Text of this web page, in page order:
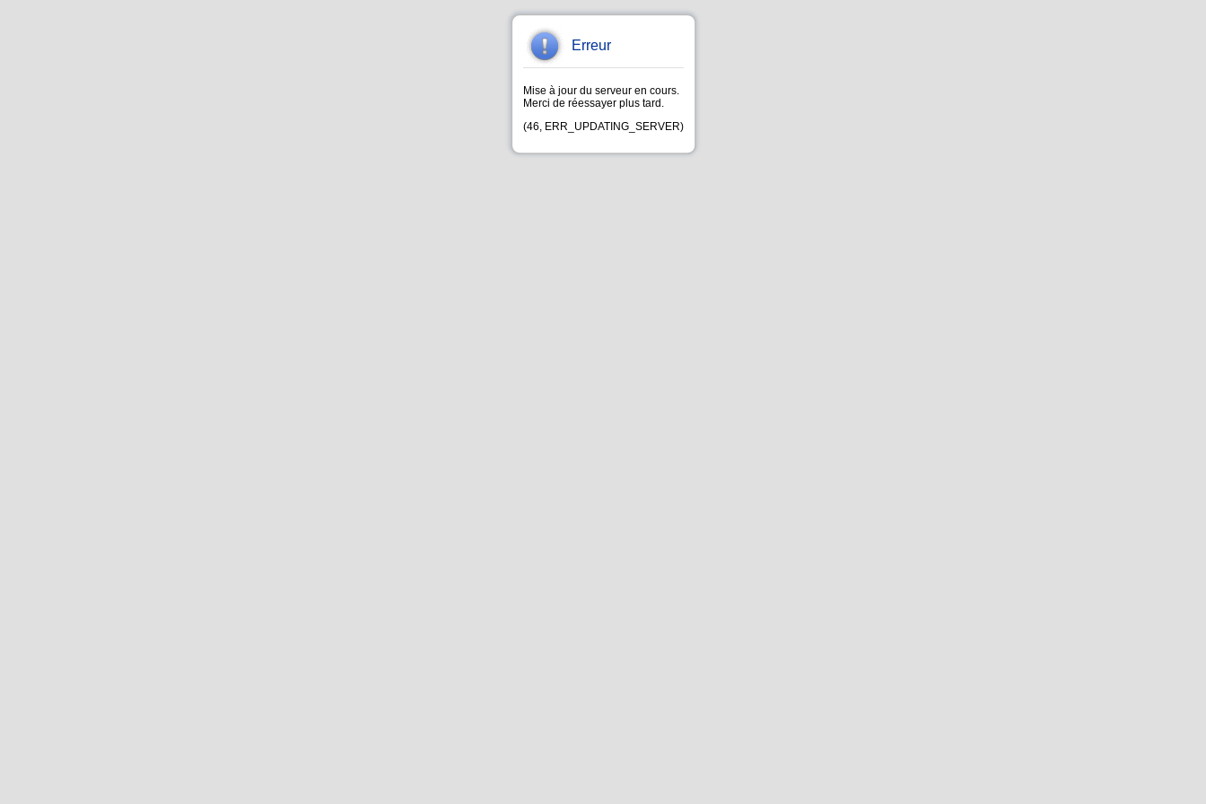
Erreur
Mise à jour du serveur en cours.
Merci de réessayer plus tard.
(46, ERR_UPDATING_SERVER)